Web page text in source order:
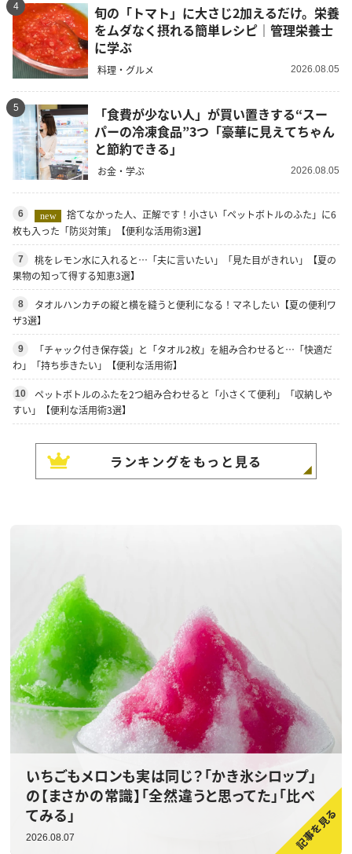
4
旬の「トマト」に大さじ2加えるだけ。栄養
をムダなく摂れる簡単レシピ｜管理栄養士
に学ぶ
料理・グルメ 2026.08.05
5
「食費が少ない人」が買い置きする“スー
パーの冷凍食品”3つ「豪華に見えてちゃん
と節約できる」
お金・学ぶ 2026.08.05
6 new
捨てなかった人、正解です！小さい「ペットボトルのふた」に6
枚も入った「防災対策」【便利な活用術3選】
7
桃をレモン水に入れると…「夫に言いたい」「見た目がきれい」【夏の
果物の知って得する知恵3選】
8
タオルハンカチの縦と横を縫うと便利になる！マネしたい【夏の便利ワ
ザ3選】
9
「チャック付き保存袋」と「タオル2枚」を組み合わせると…「快適だ
わ」「持ち歩きたい」【便利な活用術】
10
ペットボトルのふたを2つ組み合わせると「小さくて便利」「収納しや
すい」【便利な活用術3選】
ランキングをもっと見る
いちごもメロンも実は同じ？「かき氷シロップ」
の【まさかの常識】「全然違うと思ってた」「比べ
てみる」
2026.08.07